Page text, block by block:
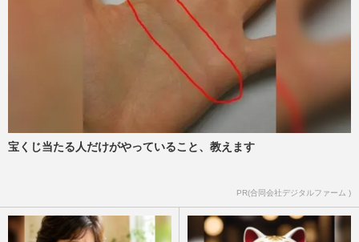
宝くじ当たる人だけがやっていること、教えます
PR(合同会社デジタルファーム )